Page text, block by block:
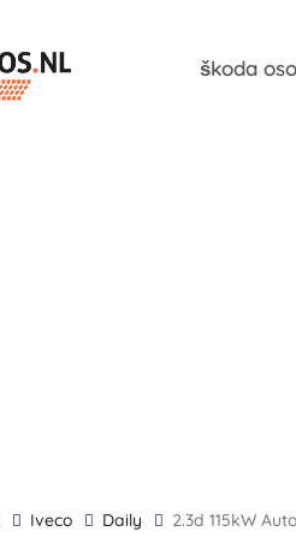
škoda
Iveco Daily 2.3d 115kW